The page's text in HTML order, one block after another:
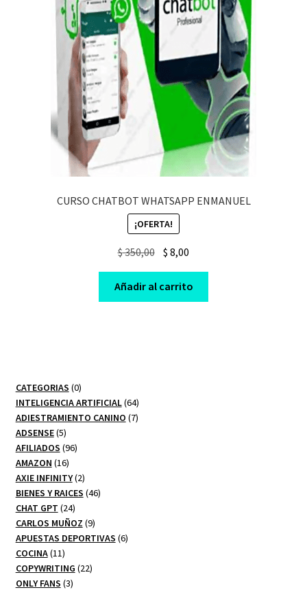
CURSO CHATBOT WHATSAPP ENMANUEL
¡OFERTA!
$350,00 Original
was:
$ 350,00.
$ 8,00
is:
$ 8,00.
Añadir al carrito
CATEGORIAS 00
productos
INTELIGENCIA ARTIFICIAL 6464
productos
ADIESTRAMIENTO CANINO 77
ADSENSE 55
productos
AFILIADOS 9696
AMAZON 1616
productos
AXIE INFINITY 22
productos
BIENES Y RAICES 4646
CHAT GPT 2424
productos
CARLOS MUÑOZ 99
productos
APUESTAS DEPORTIVAS 66
COCINA 1111
productos
COPYWRITING 2222
ONLY FANS 33